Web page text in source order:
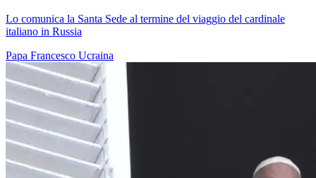
Lo comunica la Santa Sede al termine del viaggio del cardinale
italiano in Russia
Papa Francesco Ucraina